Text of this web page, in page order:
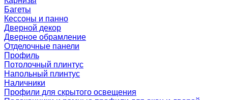
Багеты
Кессоны и панно
Дверной декор
Дверное обрамление
Отделочные панели
Профиль
Потолочный плинтус
Напольный плинтус
Наличники
Профили для скрытого освещения